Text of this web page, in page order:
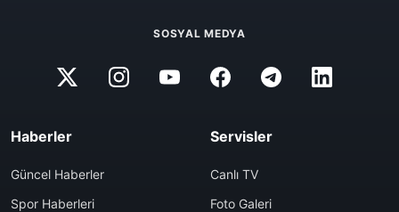
SOSYAL MEDYA
Haberler
Güncel Haberler
Spor Haberleri
Servisler
Canlı TV
Foto Galeri